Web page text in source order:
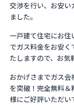
交渉を行い、お安い
ました。
一戸建て住宅にお
でガス料金をお安
たしますので、お気
おかげさまでガス
を突破！完全無料
様にご好評いただい